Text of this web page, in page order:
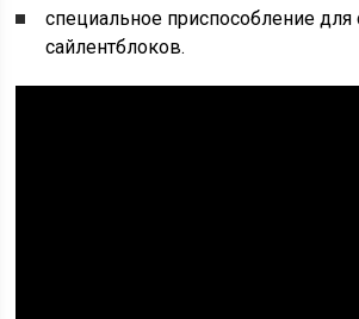
специальное приспособление для
сайлентблоков.